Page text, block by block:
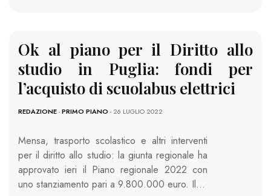
Ok al piano per il Diritto allo
studio in Puglia: fondi per
l’acquisto di scuolabus elettrici
REDAZIONE-PRIMO PIANO - 26 LUGLIO 2022
Mensa, trasporto scolastico e altri interventi
per il diritto allo studio: la giunta regionale ha
approvato ieri il Piano regionale 2022 con
uno stanziamento pari a 9.800.000 euro. Il…